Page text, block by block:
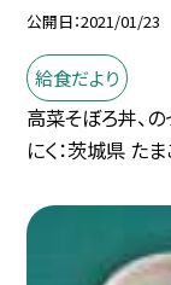
公開日 2021/01/23
給食だより
高菜そぼろ丼、の
にく：茨城県 た